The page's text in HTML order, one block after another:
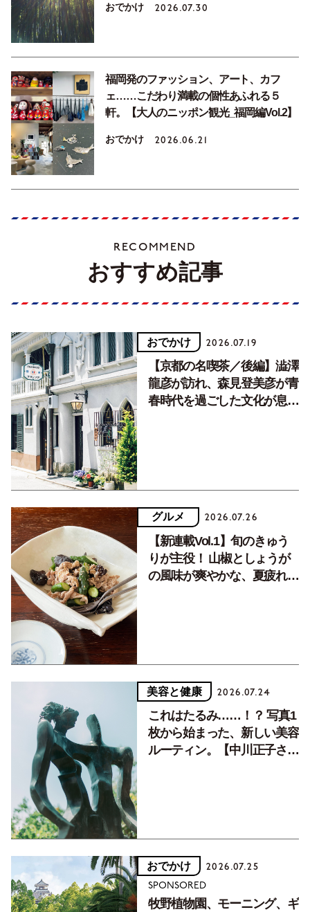
おでかけ 2026.07.30
福岡発のファッション、アート、カフ
ェ……こだわり満載の個性あふれる５
軒。【大人のニッポン観光_福岡編Vol.2】
おでかけ 2026.06.21
RECOMMEND
おすすめ記事
おでかけ 2026.07.19
【京都の名喫茶／後編】澁澤
龍彦が訪れ、森見登美彦が青
春時代を過ごした文化が息づ
グルメ 2026.07.26
【新連載Vol.1】旬のきゅう
りが主役！ 山椒としょうが
の風味が爽やかな、夏疲れを
美容と健康 2026.07.24
これはたるみ……！？ 写真1
枚から始まった、新しい美容
ルーティン。【中川正子さん
おでかけ 2026.07.25
SPONSORED
牧野植物園、モーニング、ギ